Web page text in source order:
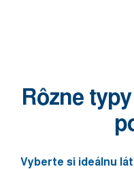
Rôzne
Vyberte si ideálnu